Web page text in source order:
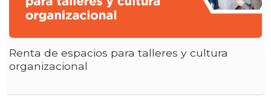
Renta de espacios para talleres y cultura
organizacional